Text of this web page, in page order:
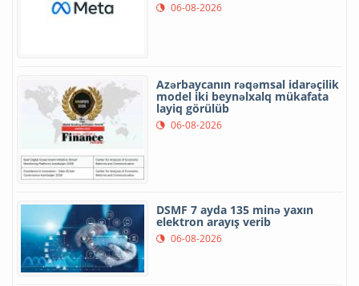
06-08-2026
Azərbaycanın rəqəmsal idarəçilik
model iki beynəlxalq mükafata
layiq görülüb
06-08-2026
DSMF 7 ayda 135 minə yaxın
elektron arayış verib
06-08-2026